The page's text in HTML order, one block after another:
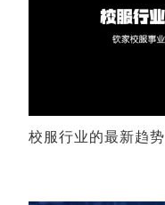
校服行业的最新趋势